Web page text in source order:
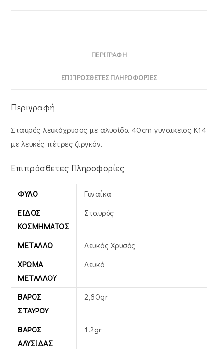
ΠΕΡΙΓΡΑΦΉ
ΕΠΙΠΡΌΣΘΕΤΕΣ ΠΛΗΡΟΦΟΡΊΕΣ
Περιγραφή
Σταυρός λευκόχρυσος με αλυσίδα 40cm γυναικείος Κ14
με λευκές πέτρες ζιργκόν.
Επιπρόσθετες Πληροφορίες
ΦΎΛΟ
Γυναίκα
ΕΊΔΟΣ
ΚΟΣΜΉΜΑΤΟΣ
Σταυρός
ΜΈΤΑΛΛΟ
Λευκός Xρυσός
ΧΡΏΜΑ
ΜΕΤΆΛΛΟΥ
Λευκό
ΒΆΡΟΣ
ΣΤΑΥΡΟΎ
2,80gr
ΒΆΡΟΣ
ΑΛΥΣΊΔΑΣ
1.2gr